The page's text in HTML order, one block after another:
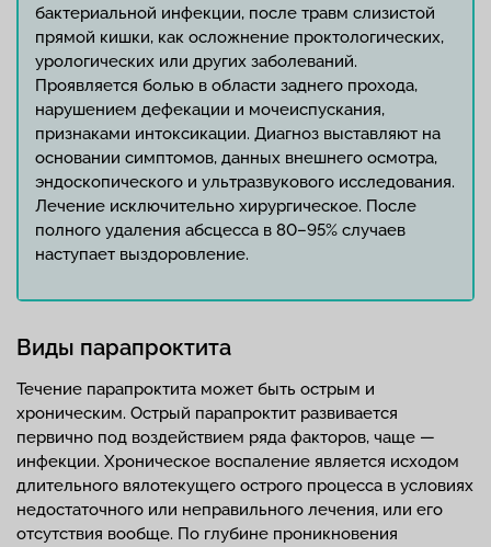
бактериальной инфекции, после травм слизистой
прямой кишки, как осложнение проктологических,
урологических или других заболеваний.
Проявляется болью в области заднего прохода,
нарушением дефекации и мочеиспускания,
признаками интоксикации. Диагноз выставляют на
основании симптомов, данных внешнего осмотра,
эндоскопического и ультразвукового исследования.
Лечение исключительно хирургическое. После
полного удаления абсцесса в 80–95% случаев
наступает выздоровление.
Виды парапроктита
Течение парапроктита может быть острым и
хроническим. Острый парапроктит развивается
первично под воздействием ряда факторов, чаще —
инфекции. Хроническое воспаление является исходом
длительного вялотекущего острого процесса в условиях
недостаточного или неправильного лечения, или его
отсутствия вообще. По глубине проникновения